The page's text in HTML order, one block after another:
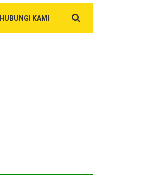
HUBUNGI KAMI
for: